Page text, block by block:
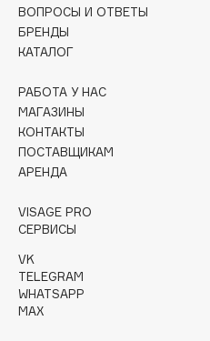
CosRX
Cottolina
Cunzite
Curaprox
D
d'Alba
DARLING*
Darphin
ВОПРОСЫ И ОТВЕТЫ
БРЕНДЫ
КАТАЛОГ
РАБОТА У НАС
МАГАЗИНЫ
КОНТАКТЫ
ПОСТАВЩИКАМ
АРЕНДА
VISAGE PRO
СЕРВИСЫ
VK
TELEGRAM
WHATSAPP
MAX